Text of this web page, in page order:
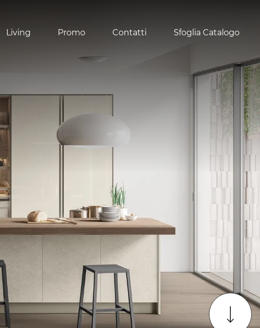
Living Promo Contatti Sfoglia Catalogo